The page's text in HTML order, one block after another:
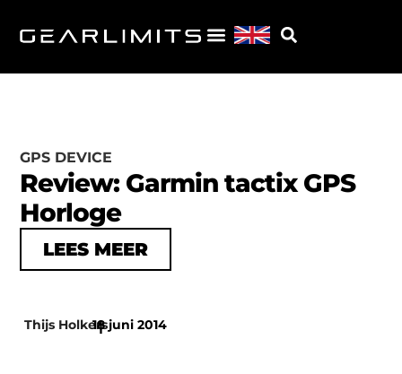
GPS DEVICE
Review: Garmin tactix GPS
Horloge
LEES MEER
Thijs Holkers
|
18 juni 2014